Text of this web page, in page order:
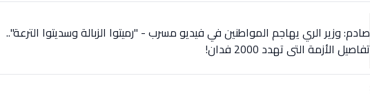
صادم: وزير الري يهاجم المواطنين في فيديو مسرب - "رميتوا الزبالة وسديتوا الترعة"..
تفاصيل الأزمة التي تهدد 2000 فدان!